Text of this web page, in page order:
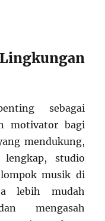
sebagai
motivator bagi
mendukung,
studio
musik di
lebih mudah
mengasah